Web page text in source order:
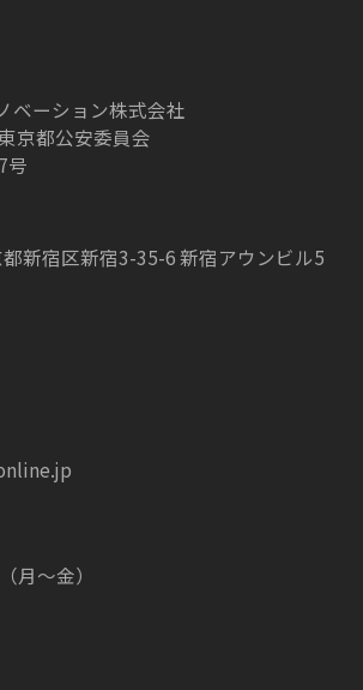
ベーション株式会社
京都公安委員会
号
新宿区新宿3-35-6 新宿アウンビル5
月～金）